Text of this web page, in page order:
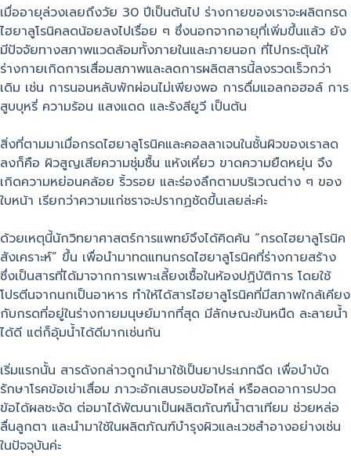
เมื่ออายุล่วงเลยถึงวัย 30 ปีเป็นต้นไป ร่างกายของเราจะผลิตกรด
ไฮยาลูโรนิคลดน้อยลงไปเรื่อย ๆ ซึ่งนอกจากอายุที่เพิ่มขึ้นแล้ว ยัง
มีปัจจัยทางสภาพแวดล้อมทั้งภายในและภายนอก ที่ไปกระตุ้นให้
ร่างกายเกิดการเสื่อมสภาพและลดการผลิตสารนี้ลงรวดเร็วกว่า
เดิม เช่น การนอนหลับพักผ่อนไม่เพียงพอ การดื่มแอลกอฮอล์ การ
สูบบุหรี่ ความร้อน แสงแดด และรังสียูวี เป็นต้น
สิ่งที่ตามมาเมื่อกรดไฮยาลูโรนิคและคอลลาเจนในชั้นผิวของเราลด
ลงก็คือ ผิวสูญเสียความชุ่มชื้น แห้งเหี่ยว ขาดความยืดหยุ่น จึง
เกิดความหย่อนคล้อย ริ้วรอย และร่องลึกตามบริเวณต่าง ๆ ของ
ใบหน้า เรียกว่าความแก่ชราจะปรากฏชัดขึ้นเลยล่ะค่ะ
ด้วยเหตุนี้นักวิทยาศาสตร์การแพทย์จึงได้คิดค้น “กรดไฮยาลูโรนิค
สังเคราะห์” ขึ้น เพื่อนำมาทดแทนกรดไฮยาลูโรนิคที่ร่างกายสร้าง
ซึ่งเป็นสารที่ได้มาจากการเพาะเลี้ยงเชื้อในห้องปฏิบัติการ โดยใช้
โปรตีนจากนกเป็นอาหาร ทำให้ได้สารไฮยาลูโรนิคที่มีสภาพใกล้เคียง
กับกรดที่อยู่ในร่างกายมนุษย์มากที่สุด มีลักษณะข้นหนืด ละลายน้ำ
ได้ดี แต่ก็อุ้มน้ำได้ดีมากเช่นกัน
เริ่มแรกนั้น สารดังกล่าวถูกนำมาใช้เป็นยาประเภทฉีด เพื่อบำบัด
รักษาโรคข้อเข่าเสื่อม ภาวะอักเสบรอบข้อไหล่ หรือลดอาการปวด
ข้อได้ผลชะงัด ต่อมาได้พัฒนาเป็นผลิตภัณฑ์น้ำตาเทียม ช่วยหล่อ
ลื่นลูกตา และนำมาใช้ในผลิตภัณฑ์บำรุงผิวและเวชสำอางอย่างเช่น
ในปัจจุบันค่ะ